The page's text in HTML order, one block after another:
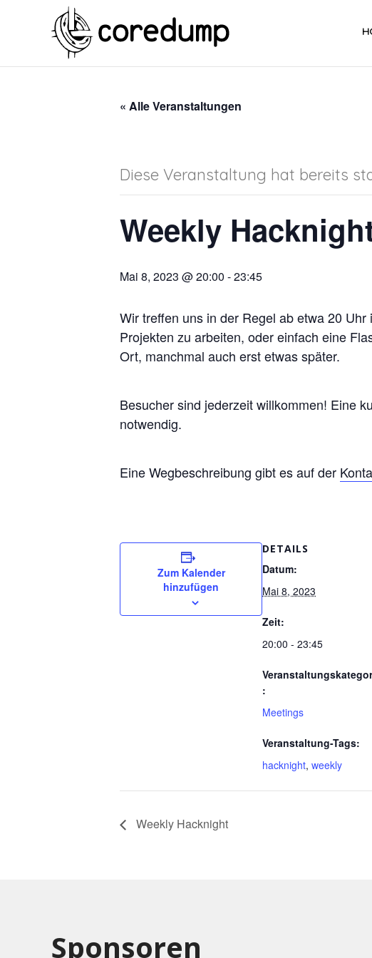
« Alle Veranstaltungen
Diese Veranstaltung hat bereits
Weekly
Mai 8, 2023 @ 20:00 -23:45
Wir treffen uns in der Regel ab etwa 20
Projekten zu arbeiten, oder einfach eine
Ort, manchmal auch erst etwas später.
Besucher sind jederzeit willkommen! Eine
notwendig.
Eine Wegbeschreibung gibt es auf der
Zum Kalender
hinzufügen
DETAILS
Datum:
Mai 8, 2023
Zeit:
20:00 - 23:45
:
Meetings
Veranstaltung-Tags:
hacknight, weekly
Weekly Hacknight
Sponsoren